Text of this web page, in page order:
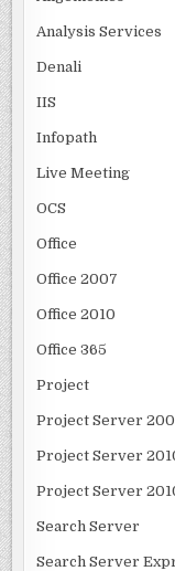
Analysis Services
Denali
IIS
Infopath
Live Meeting
OCS
Office
Office 2007
Office 2010
Office 365
Project
Project Server
Project Server
Project Server
Search Server
Search Server